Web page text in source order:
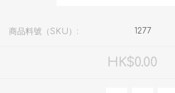
商品料號（SKU）: 1277
HK$0.00